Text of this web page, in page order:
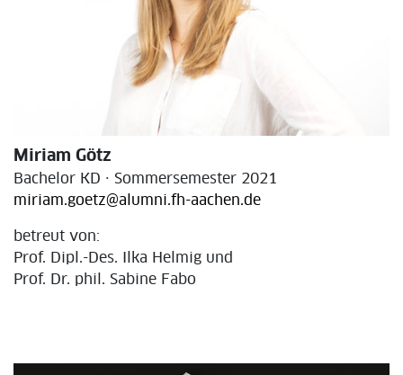
Miriam Götz
Bachelor KD · Sommersemester 2021
miriam.goetz@alumni.fh-aachen.de
betreut von:
Prof. Dipl.-Des. Ilka Helmig und
Prof. Dr. phil. Sabine Fabo